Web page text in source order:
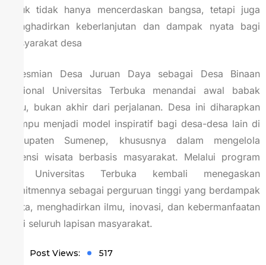
untuk tidak hanya mencerdaskan bangsa, tetapi juga
menghadirkan keberlanjutan dan dampak nyata bagi
masyarakat desa
Peresmian Desa Juruan Daya sebagai Desa Binaan
Nasional Universitas Terbuka menandai awal babak
baru, bukan akhir dari perjalanan. Desa ini diharapkan
mampu menjadi model inspiratif bagi desa-desa lain di
Kabupaten Sumenep, khususnya dalam mengelola
potensi wisata berbasis masyarakat. Melalui program
ini, Universitas Terbuka kembali menegaskan
komitmennya sebagai perguruan tinggi yang berdampak
nyata, menghadirkan ilmu, inovasi, dan kebermanfaatan
bagi seluruh lapisan masyarakat.
Post Views: 517